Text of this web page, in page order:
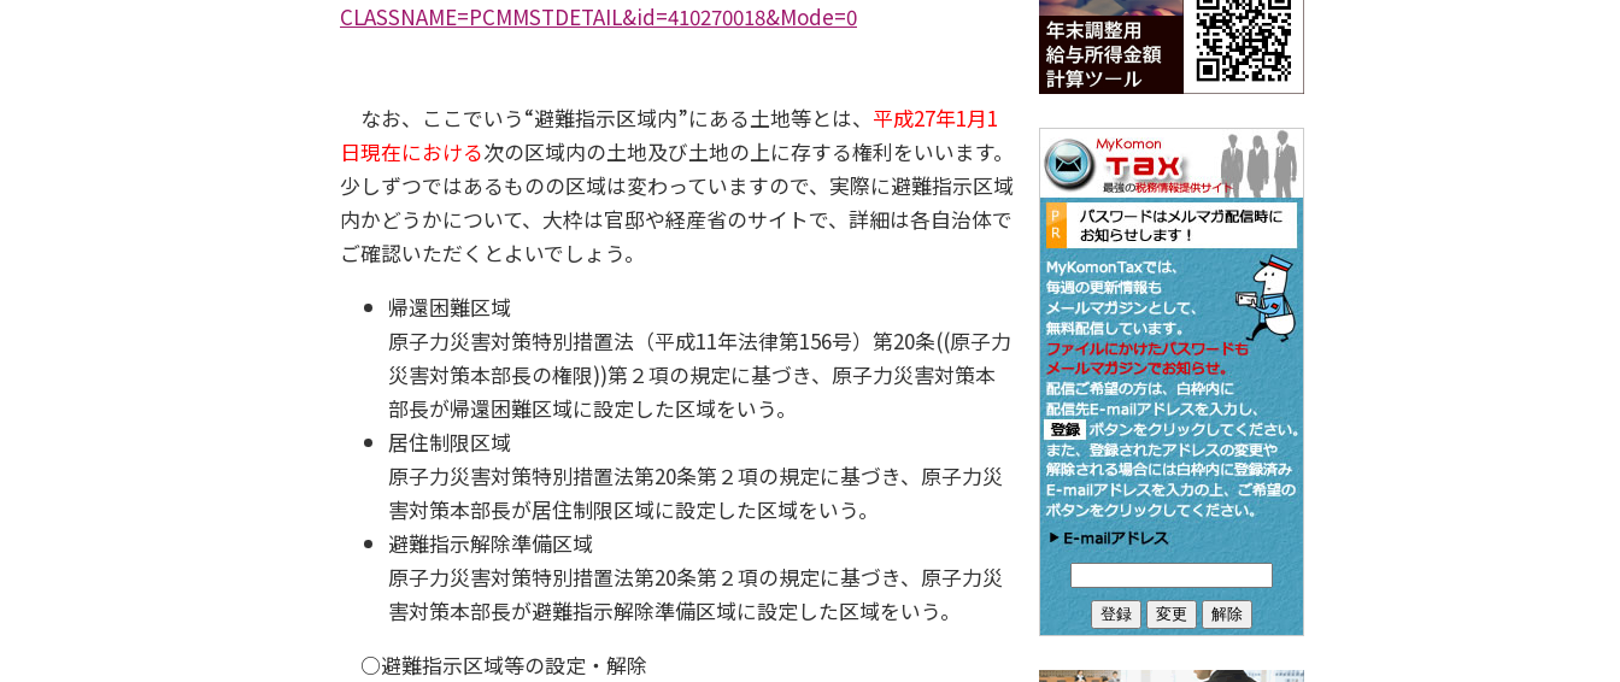
CLASSNAME=PCMMSTDETAIL&id=410270018&Mode=0
なお、ここでいう“避難指示区域内”にある土地等とは、 平成27年1月1
日現在における次の区域内の土地及び土地の上に存する権利をいいます。
少しずつではあるものの区域は変わっていますので、実際に避難指示区域
内かどうかについて、大枠は官邸や経産省のサイトで、詳細は各自治体で
ご確認いただくとよいでしょう。
帰還困難区域
原子力災害対策特別措置法（平成11年法律第156号）第20条((原子力
災害対策本部長の権限))第２項の規定に基づき、原子力災害対策本
部長が帰還困難区域に設定した区域をいう。
居住制限区域
原子力災害対策特別措置法第20条第２項の規定に基づき、原子力災
害対策本部長が居住制限区域に設定した区域をいう。
避難指示解除準備区域
原子力災害対策特別措置法第20条第２項の規定に基づき、原子力災
害対策本部長が避難指示解除準備区域に設定した区域をいう。
○避難指示区域等の設定・解除